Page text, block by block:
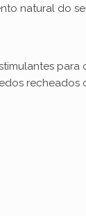
natural do
para